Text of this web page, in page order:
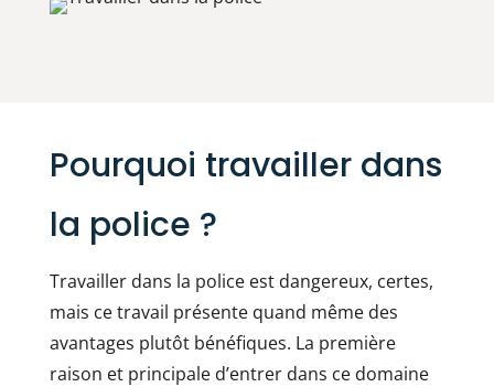
Pourquoi travailler dans
la police ?
Travailler dans la policeest dangereux, certes,
mais ce travail présente quand même des
avantages plutôt bénéfiques. La première
raison et principale d’entrer dans ce domaine